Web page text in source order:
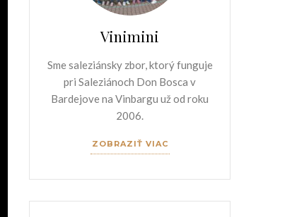
Vinimini
Sme saleziánsky zbor, ktorý funguje
pri Saleziánoch Don Bosca v
Bardejove na Vinbargu už od roku
2006.
ZOBRAZIŤ VIAC